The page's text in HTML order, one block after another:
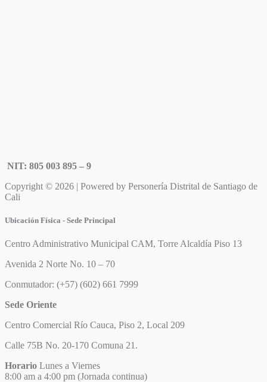
NIT: 805 003 895 – 9
Copyright © 2026 | Powered by Personería Distrital de Santiago de
Cali
Ubicación Física - Sede Principal
Centro Administrativo Municipal CAM, Torre Alcaldía Piso 13
Avenida 2 Norte No. 10 – 70
Conmutador: (+57) (602) 661 7999
Sede Oriente
Centro Comercial Río Cauca, Piso 2, Local 209
Calle 75B No. 20-170 Comuna 21.
Horario Lunes a Viernes
8:00 am a 4:00 pm (Jornada continua)